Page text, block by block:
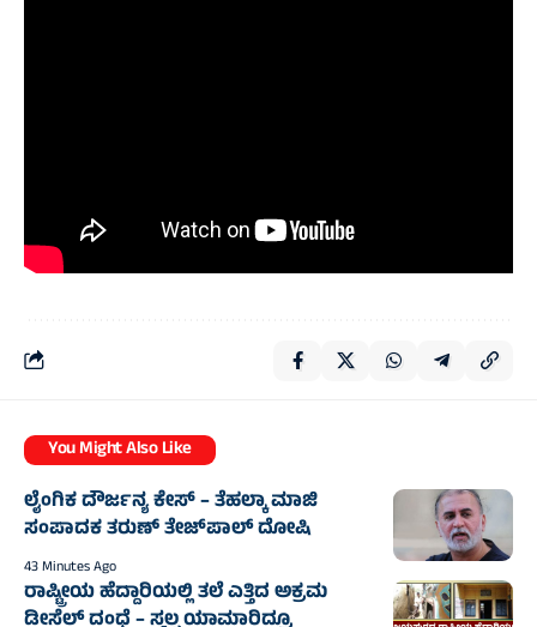
You Might Also Like
ಲೈಂಗಿಕ ದೌರ್ಜನ್ಯ ಕೇಸ್‌ – ತೆಹಲ್ಕಾ ಮಾಜಿ
ಸಂಪಾದಕ ತರುಣ್ ತೇಜ್‌ಪಾಲ್ ದೋಷಿ
43 Minutes Ago
ರಾಷ್ಟ್ರೀಯ ಹೆದ್ದಾರಿಯಲ್ಲಿ ತಲೆ ಎತ್ತಿದ ಅಕ್ರಮ